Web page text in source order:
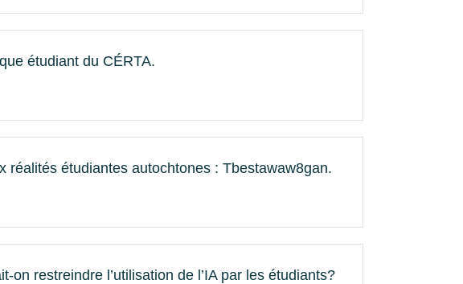
étudiant du CÉRTA.
réalités étudiantes autochtones : Tbestawaw8gan.
on restreindre l’utilisation de l’IA par les étudiants?